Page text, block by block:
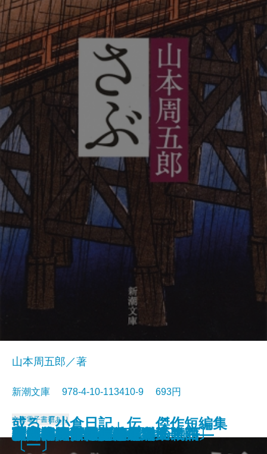
原色の街・驟雨
虚空遍歴〔上〕
質屋の女房
獣の戯れ
歪んだ複写―税務署殺人事件―
どくとるマンボウ昆虫記
日本語の年輪
わるいやつら〔下〕
わるいやつら〔上〕
さぶ
山本周五郎／著
新潮文庫 978-4-10-113410-9 693円
文庫電子書籍あり
張込み 傑作短編集〔五〕
西郷札 傑作短編集〔三〕
黒地の絵 傑作短編集〔二〕
幽霊―或る幼年と青春の物語―
佐渡流人行 傑作短編集〔四〕
助左衛門四代記
強力伝・孤島
駅路 傑作短編集〔六〕
敦煌
或る「小倉日記」伝 傑作短編集
〔一〕